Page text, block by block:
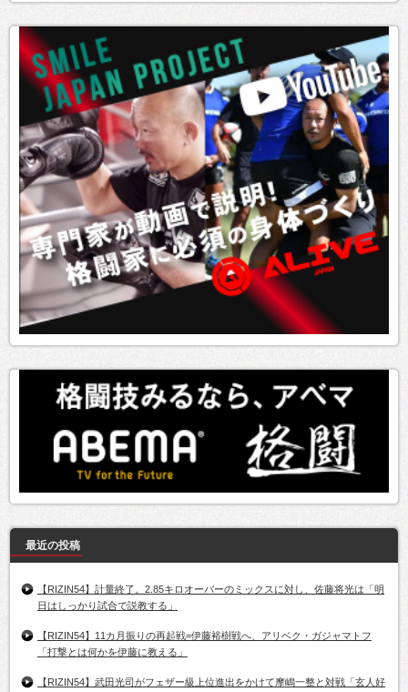
最近の投稿
【RIZIN54】計量終了。2.85キロオーバーのミックスに対し、佐藤将光は「明
日はしっかり試合で説教する」
【RIZIN54】11カ月振りの再起戦=伊藤裕樹戦へ、アリベク・ガジャマトフ
「打撃とは何かを伊藤に教える」
【RIZIN54】武田光司がフェザー級上位進出をかけて摩嶋一整と対戦「玄人好